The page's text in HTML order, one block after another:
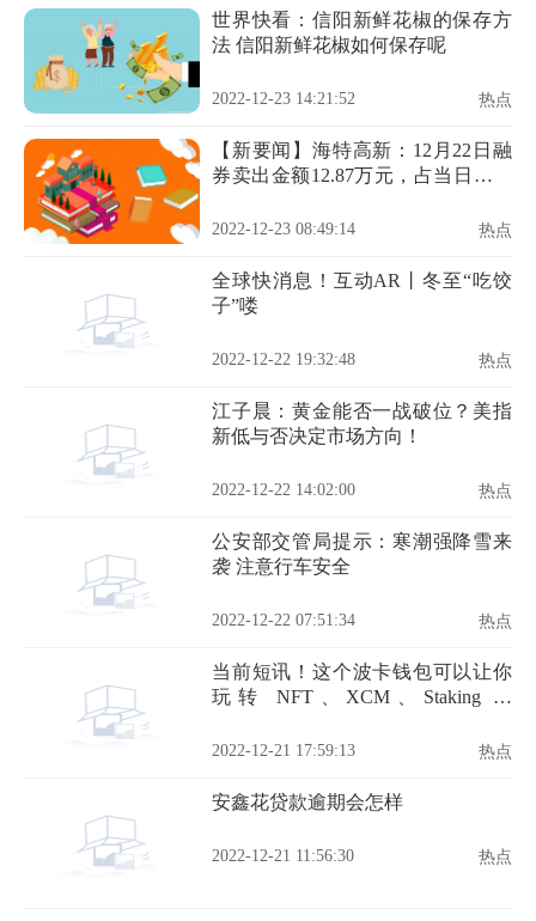
世界快看：信阳新鲜花椒的保存方
法 信阳新鲜花椒如何保存呢
2022-12-23 14:21:52 热点
【新要闻】海特高新：12月22日融
券卖出金额12.87万元，占当日流出
2022-12-23 08:49:14 热点
全球快消息！互动AR丨冬至“吃饺
子”喽
2022-12-22 19:32:48 热点
江子晨：黄金能否一战破位？美指
新低与否决定市场方向！
2022-12-22 14:02:00 热点
公安部交管局提示：寒潮强降雪来
袭 注意行车安全
2022-12-22 07:51:34 热点
当前短讯！这个波卡钱包可以让你
玩转 NFT、XCM、Staking 和
告
2022-12-21 17:59:13 热点
安鑫花贷款逾期会怎样
2022-12-21 11:56:30 热点